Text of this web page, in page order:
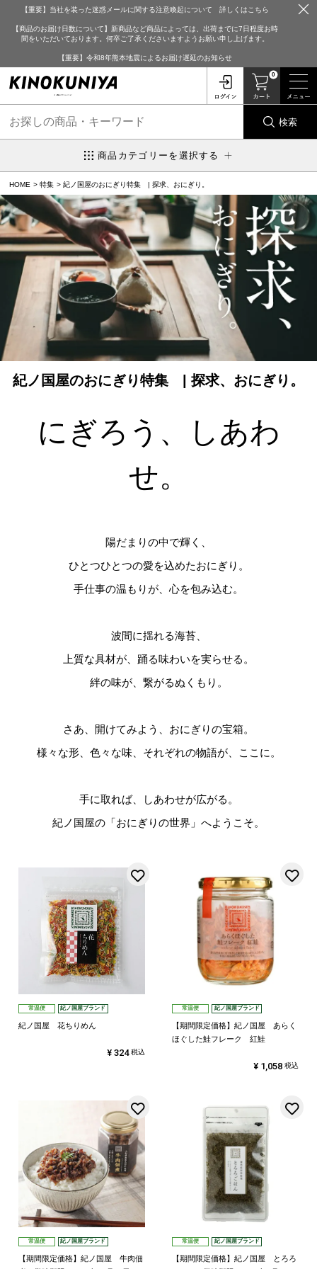
【重要】当社を装った迷惑メールに関する注意喚起について 詳しくはこちら
【商品のお届け日数について】新商品など商品によっては、出荷までに7日程度お時
間をいただいております。何卒ご了承くださいますようお願い申し上げます。
【重要】令和8年熊本地震によるお届け遅延のお知らせ
0
検索
商品カテゴリーを選択する
HOME 特集 紀ノ国屋のおにぎり特集 | 探求、おにぎり。
紀ノ国屋のおにぎり特集 | 探求、おにぎり。
にぎろう、しあわ
せ。
陽だまりの中で輝く、
ひとつひとつの愛を込めたおにぎり。
手仕事の温もりが、心を包み込む。
波間に揺れる海苔、
上質な具材が、踊る味わいを実らせる。
絆の味が、繋がるぬくもり。
さあ、開けてみよう、おにぎりの宝箱。
様々な形、色々な味、それぞれの物語が、ここに。
手に取れば、しあわせが広がる。
常温便 紀ノ国屋ブランド
紀ノ国屋 花ちりめん
¥ 324 税込
常温便 紀ノ国屋ブランド
【期間限定価格】紀ノ国屋 あらく
ほぐした鮭フレーク 紅鮭
¥ 1,058 税込
常温便 紀ノ国屋ブランド
【期間限定価格】紀ノ国屋 牛肉佃
常温便 紀ノ国屋ブランド
【期間限定価格】紀ノ国屋 とろろ